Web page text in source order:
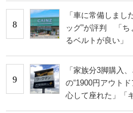
8
「車に常備しま
ッグ”が評判 「ち
るベルトが良い」
9
「家族分3脚購入
の“1900円アウト
心して座れた」「